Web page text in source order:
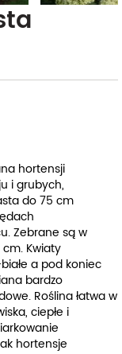
hortensji
i grubych,
do 75 cm
Zebrane są w
Kwiaty
a pod koniec
bardzo
Roślina łatwa w
ciepłe i
hortensje